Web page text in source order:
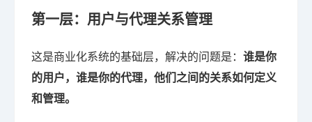
第一层：用户与代理关系管理
这是商业化系统的基础层，解决的问题是： 谁是你
的用户，谁是你的代理，他们之间的关系如何定义
和管理。